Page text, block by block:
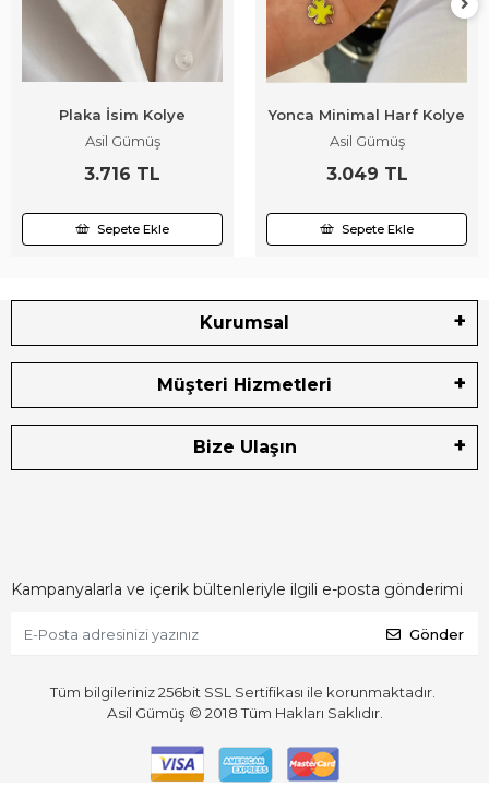
Plaka İsim Kolye
Asil Gümüş
3.716 TL
Sepete Ekle
Yonca Minimal Harf Kolye
Asil Gümüş
3.049 TL
Sepete Ekle
Kurumsal
Müşteri Hizmetleri
Bize Ulaşın
Kampanyalarla ve içerik bültenleriyle ilgili e-posta gönderimi
Gönder
Tüm bilgileriniz 256bit SSL Sertifikası ile korunmaktadır.
Asil Gümüş © 2018Tüm Hakları Saklıdır.